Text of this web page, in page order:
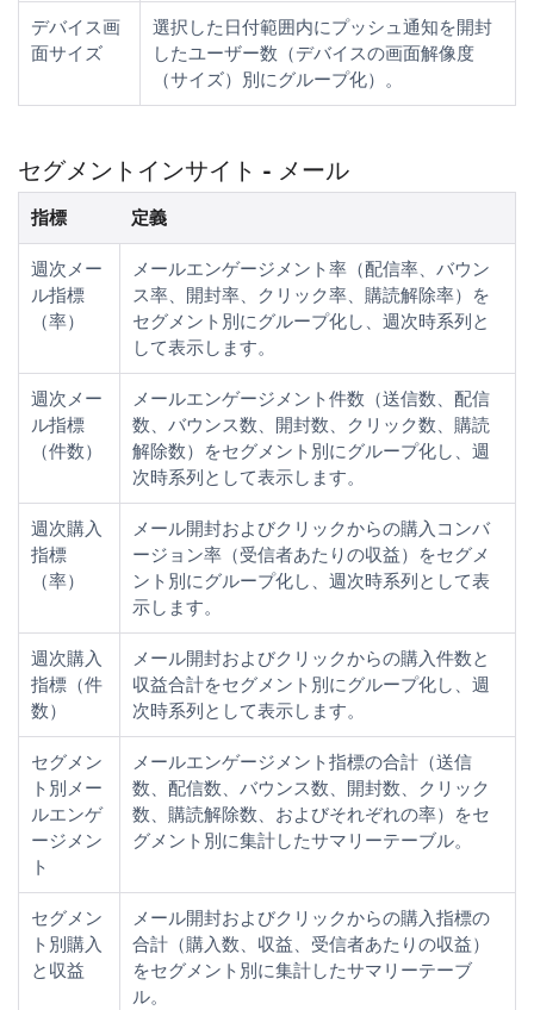
デバイス画
面サイズ
選択した日付範囲内にプッシュ通知を開封
したユーザー数（デバイスの画面解像度
（サイズ）別にグループ化）。
セグメントインサイト - メール
指標 定義
週次メー
ル指標
（率）
メールエンゲージメント率（配信率、バウン
ス率、開封率、クリック率、購読解除率）を
セグメント別にグループ化し、週次時系列と
して表示します。
週次メー
ル指標
（件数）
メールエンゲージメント件数（送信数、配信
数、バウンス数、開封数、クリック数、購読
解除数）をセグメント別にグループ化し、週
次時系列として表示します。
週次購入
指標
（率）
メール開封およびクリックからの購入コンバ
ージョン率（受信者あたりの収益）をセグメ
ント別にグループ化し、週次時系列として表
示します。
週次購入
指標（件
数）
メール開封およびクリックからの購入件数と
収益合計をセグメント別にグループ化し、週
次時系列として表示します。
セグメン
ト別メー
ルエンゲ
ージメン
ト
メールエンゲージメント指標の合計（送信
数、配信数、バウンス数、開封数、クリック
数、購読解除数、およびそれぞれの率）をセ
グメント別に集計したサマリーテーブル。
セグメン
ト別購入
と収益
メール開封およびクリックからの購入指標の
合計（購入数、収益、受信者あたりの収益）
をセグメント別に集計したサマリーテーブ
ル。